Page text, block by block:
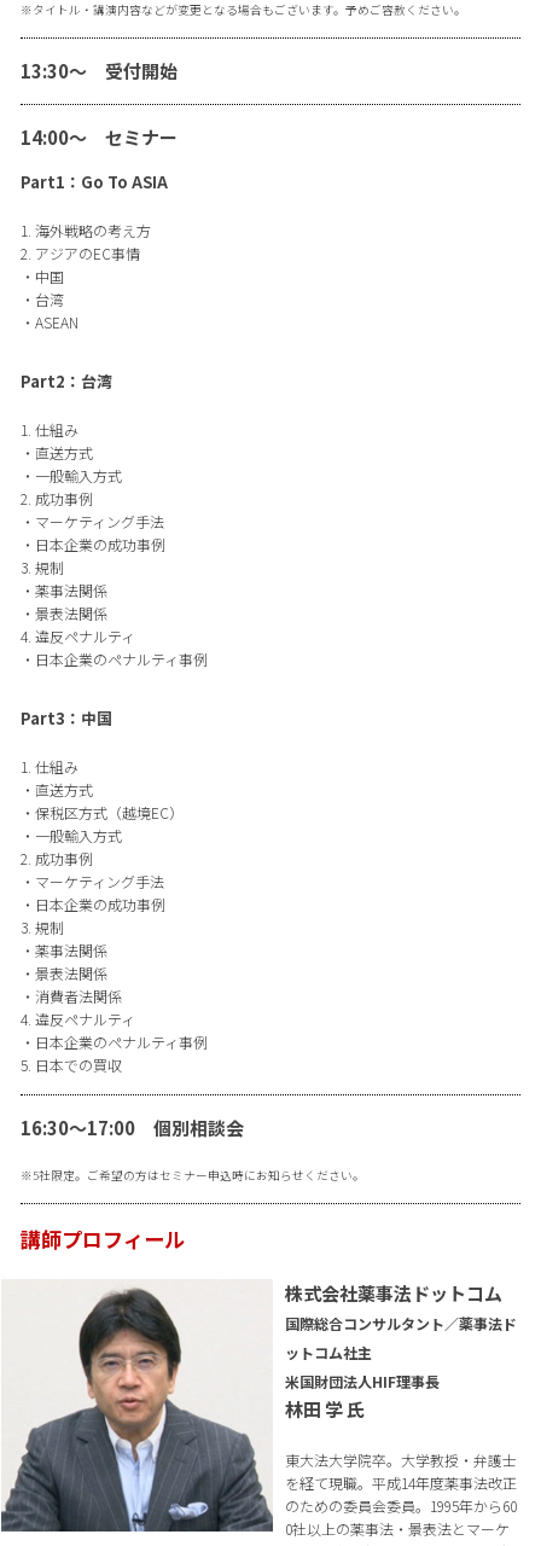
※タイトル・講演内容などが変更となる場合もございます。予めご容赦ください。
13:30～ 受付開始
14:00～ セミナー
Part1：Go To ASIA
1. 海外戦略の考え方
2. アジアのEC事情
・中国
・台湾
・ASEAN
Part2：台湾
1. 仕組み
・直送方式
・一般輸入方式
2. 成功事例
・マーケティング手法
・日本企業の成功事例
3. 規制
・薬事法関係
・景表法関係
4. 違反ペナルティ
・日本企業のペナルティ事例
Part3：中国
1. 仕組み
・直送方式
・保税区方式（越境EC）
・一般輸入方式
2. 成功事例
・マーケティング手法
・日本企業の成功事例
3. 規制
・薬事法関係
・景表法関係
・消費者法関係
4. 違反ペナルティ
・日本企業のペナルティ事例
5. 日本での買収
16:30〜17:00 個別相談会
※5社限定。ご希望の方はセミナー申込時にお知らせください。
講師プロフィール
株式会社薬事法ドットコム
国際総合コンサルタント／薬事法ド
ットコム社主
米国財団法人HIF理事長
林田 学 氏
東大法大学院卒。大学教授・弁護士
を経て現職。平成14年度薬事法改正
のための委員会委員。1995年から60
0社以上の薬事法・景表法とマーケ